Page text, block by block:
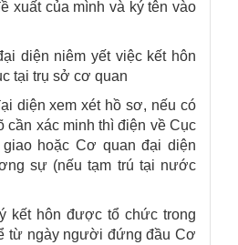
xuất của mình và ký tên vào
diện niêm yết việc kết hôn
tại trụ sở cơ quan
diện xem xét hồ sơ, nếu có
cần xác minh thì điện về Cục
hoặc Cơ quan đại diện
sự (nếu tạm trú tại nước
kết hôn được tổ chức trong
từ ngày người đứng đầu Cơ